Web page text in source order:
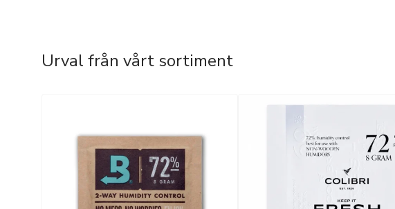
Urval från vårt sortiment